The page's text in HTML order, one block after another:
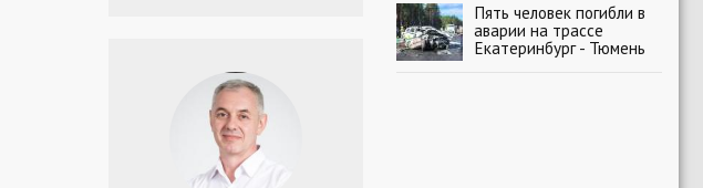
Пять человек погибли в
аварии на трассе
Екатеринбург - Тюмень